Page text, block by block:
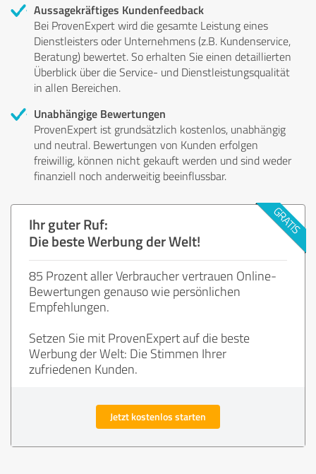
Aussagekräftiges Kundenfeedback
Bei ProvenExpert wird die gesamte Leistung eines
Dienstleisters oder Unternehmens (z.B. Kundenservice,
Beratung) bewertet. So erhalten Sie einen detaillierten
Überblick über die Service- und Dienstleistungsqualität
in allen Bereichen.
Unabhängige Bewertungen
ProvenExpert ist grundsätzlich kostenlos, unabhängig
und neutral. Bewertungen von Kunden erfolgen
freiwillig, können nicht gekauft werden und sind weder
finanziell noch anderweitig beeinflussbar.
Ihr guter Ruf:
Die beste Werbung der Welt!
85 Prozent aller Verbraucher vertrauen Online-
Bewertungen genauso wie persönlichen
Empfehlungen.
Setzen Sie mit ProvenExpert auf die beste
Werbung der Welt: Die Stimmen Ihrer
zufriedenen Kunden.
Jetzt kostenlos starten